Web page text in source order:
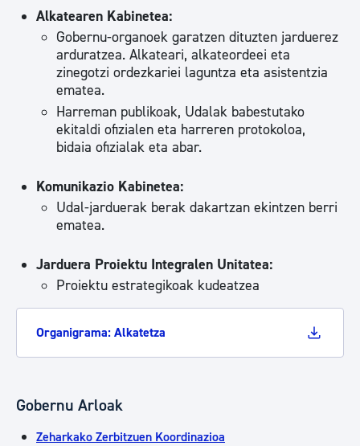
Alkatearen Kabinetea:
Gobernu-organoek garatzen dituzten jarduerez
arduratzea. Alkateari, alkateordeei eta
zinegotzi ordezkariei laguntza eta asistentzia
ematea.
Harreman publikoak, Udalak babestutako
ekitaldi ofizialen eta harreren protokoloa,
bidaia ofizialak eta abar.
Komunikazio Kabinetea:
Udal-jarduerak berak dakartzan ekintzen berri
ematea.
Jarduera Proiektu Integralen Unitatea:
Proiektu estrategikoak kudeatzea
Organigrama: Alkatetza
Gobernu Arloak
Zeharkako Zerbitzuen Koordinazioa